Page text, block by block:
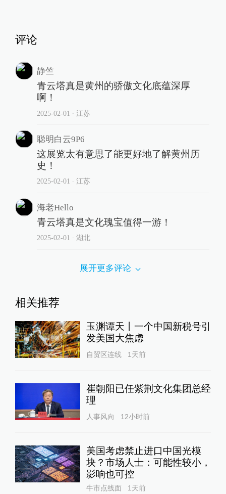
评论
静竺
青云塔真是黄州的骄傲文化底蕴深厚
啊！
2025-02-01 ∙ 江苏
聪明白云9P6
这展览太有意思了能更好地了解黄州历
史！
2025-02-01 ∙ 江苏
海老Hello
青云塔真是文化瑰宝值得一游！
2025-02-01 ∙ 湖北
展开更多评论
相关推荐
玉渊谭天丨一个中国新税号引
发美国大焦虑
自贸区连线 1天前
崔朝阳已任紫荆文化集团总经
理
人事风向 12小时前
美国考虑禁止进口中国光模
块？市场人士：可能性较小，
影响也可控
牛市点线面 1天前